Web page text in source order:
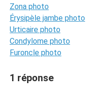
Zona photo
Érysipèle jambe photo
Urticaire photo
Condylome photo
Furoncle photo
1 réponse